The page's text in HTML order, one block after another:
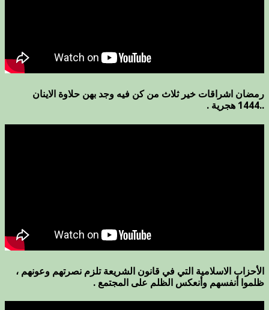
رمضان اشراقات خير ثلاث من كن فيه وجد بهن حلاوة الاينان
..1444 هجرية .
الأحزاب الاسلامية التي في قانون الشريعة تلزم نصرتهم وعونهم ،
ظلموا أنفسهم وأنعكس الظلم على المجتمع .